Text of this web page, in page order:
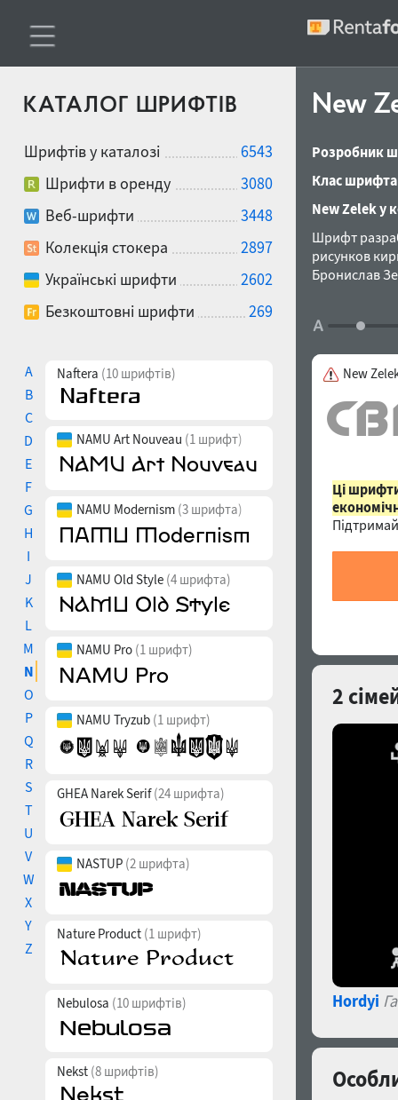
КАТАЛОГ ШРИФТІВ
Шрифтів у каталозі
6543
Шрифти в оренду
3080
Веб-шрифти
3448
Колекція стокера
2897
Українські шрифти
2602
Безкоштовні шрифти
269
A
B
C
D
E
F
G
H
I
J
K
L
M
N
O
P
Q
R
S
T
U
V
W
X
Y
Z
Naftera (10 шрифтів)
NAMU Art Nouveau (1 шрифт)
NAMU Modernism (3 шрифта)
NAMU Old Style (4 шрифта)
NAMU Pro (1 шрифт)
NAMU Tryzub (1 шрифт)
GHEA Narek Serif(24 шрифта)
NASTUP (2 шрифта)
Nature Product (1 шрифт)
Nebulosa (10 шрифтів)
Nekst (8 шрифтів)
New
Розробник
Клас
New Zelek у
Шрифт
рисунков
Бронислав
New
Ці
2
Hordyi